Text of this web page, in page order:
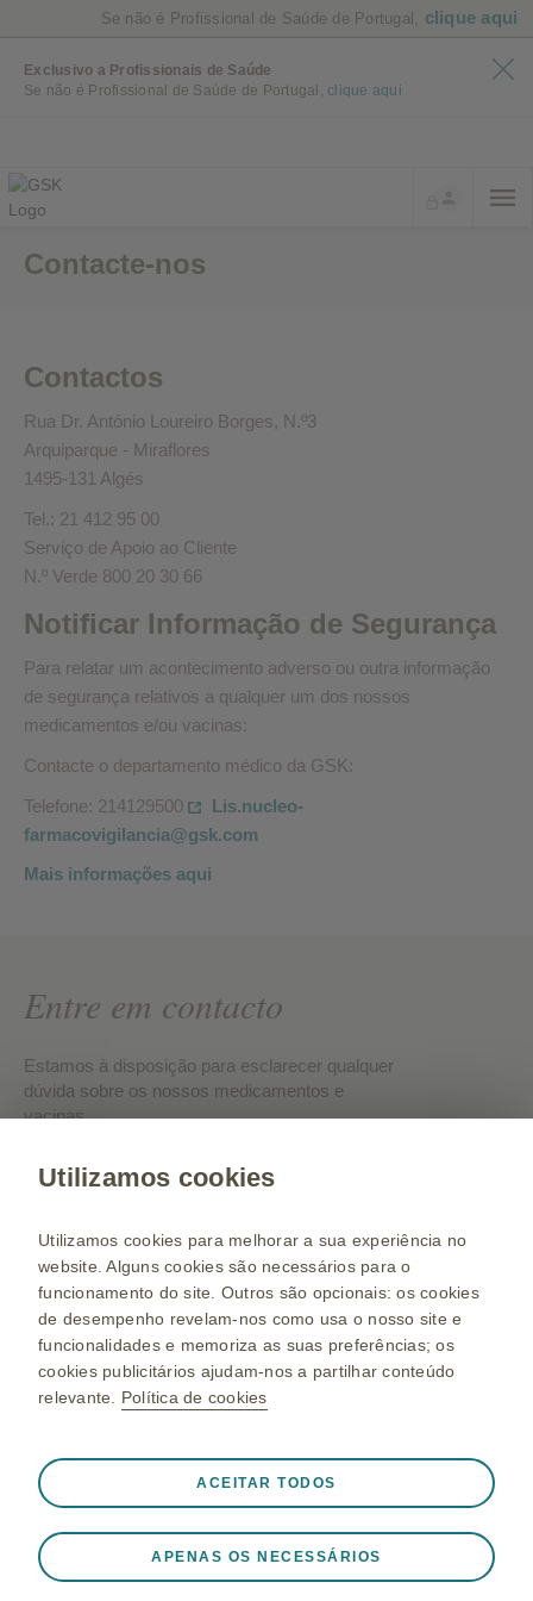
Se não é Profissional de Saúde de Portugal, clique aqui
Exclusivo a Profissionais de Saúde
Se não é Profissional de Saúde de Portugal, clique aqui
Contacte-nos
Contactos
Rua Dr. António Loureiro Borges, N.º3
Arquiparque - Miraflores
1495-131 Algés
Tel.: 21 412 95 00
Serviço de Apoio ao Cliente
N.º Verde 800 20 30 66
Notificar Informação de Segurança
Para relatar um acontecimento adverso ou outra informação
de segurança relativos a qualquer um dos nossos
medicamentos e/ou vacinas:
Contacte o departamento médico da GSK:
Telefone: 214129500
Lis.nucleo-
farmacovigilancia@gsk.com
Mais informações aqui
Entre em contacto
Estamos à disposição para esclarecer qualquer
dúvida sobre os nossos medicamentos e
vacinas.
Solicitar contacto
Saiba mais sobre nós:
GSK.pt
Termos de Utilização
Política de Cookies
©2026 empresas do grupo GSK ou sob licença. As Marcas
Utilizamos cookies
Utilizamos cookies para melhorar a sua experiência no
website. Alguns cookies são necessários para o
funcionamento do site. Outros são opcionais: os cookies
de desempenho revelam-nos como usa o nosso site e
funcionalidades e memoriza as suas preferências; os
cookies publicitários ajudam-nos a partilhar conteúdo
relevante. Política de cookies
Cookies estritamente necessários
❮
como armazenar dados da sessão durante uma visita ao
site, gerir as preferências de cookies e tags e para
APENAS OS NECESSÁRIOS
ACEITAR TODOS